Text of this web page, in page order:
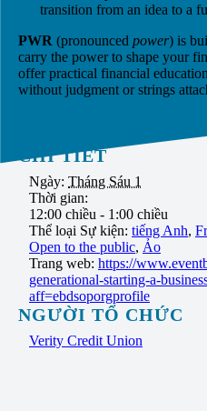
transition from an idea to a
PWR (pronounced power) is
carry the power to shape your
offer practical financial
without judgment or strings
CHI TIẾT
Ngày: Tháng Sáu 1
Thời gian:
12:00 chiều - 1:00 chiều
Thể loại Sự kiện: tiếng Anh,
Open to the public, Ảo
Trang web: https://
generational-starting-a-
aff=ebdsoporgprofile
NGƯỜI TỔ CHỨC
Verity Credit Union